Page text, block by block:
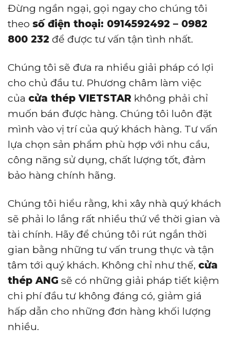
Đừng ngần ngại, gọi ngay cho chúng tôi
theo số điện thoại: 0914592492 – 0982
800 232 để được tư vấn tận tình nhất.
Chúng tôi sẽ đưa ra nhiều giải pháp có lợi
cho chủ đầu tư. Phương châm làm việc
của cửa thép VIETSTAR không phải chỉ
muốn bán được hàng. Chúng tôi luôn đặt
mình vào vị trí của quý khách hàng. Tư vấn
lựa chọn sản phẩm phù hợp với nhu cầu,
công năng sử dụng, chất lượng tốt, đảm
bảo hàng chính hãng.
Chúng tôi hiểu rằng, khi xây nhà quý khách
sẽ phải lo lắng rất nhiều thứ về thời gian và
tài chính. Hãy để chúng tôi rút ngắn thời
gian bằng những tư vấn trung thực và tận
tâm tới quý khách. Không chỉ như thế, cửa
thép ANG sẽ có những giải pháp tiết kiệm
chi phí đầu tư không đáng có, giảm giá
hấp dẫn cho những đơn hàng khối lượng
nhiều.